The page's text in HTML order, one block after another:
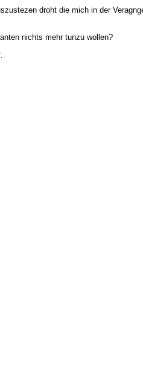
droht die mich in der
nichts mehr tunzu wollen?